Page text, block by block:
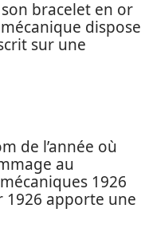
bracelet en or
dispose
sur une
de l’année où
au
1926
1926 apporte une